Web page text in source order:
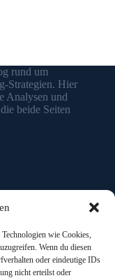
wie Cookies,
Wenn du diesen
oder eindeutige IDs
nicht erteilst oder
rund um
Strategien. Hier
Analysen und
beide Seiten